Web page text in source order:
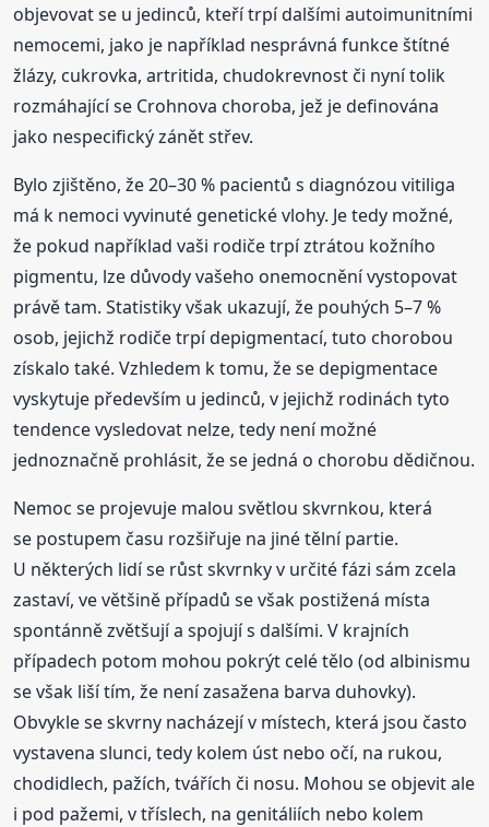
objevovat se u jedinců, kteří trpí dalšími autoimunitními
nemocemi, jako je například nesprávná funkce štítné
žlázy, cukrovka, artritida, chudokrevnost či nyní tolik
rozmáhající se Crohnova choroba, jež je definována
jako nespecifický zánět střev.
Bylo zjištěno, že 20–30 % pacientů s diagnózou vitiliga
má k nemoci vyvinuté genetické vlohy. Je tedy možné,
že pokud například vaši rodiče trpí ztrátou kožního
pigmentu, lze důvody vašeho onemocnění vystopovat
právě tam. Statistiky však ukazují, že pouhých 5–7 %
osob, jejichž rodiče trpí depigmentací, tuto chorobou
získalo také. Vzhledem k tomu, že se depigmentace
vyskytuje především u jedinců, v jejichž rodinách tyto
tendence vysledovat nelze, tedy není možné
jednoznačně prohlásit, že se jedná o chorobu dědičnou.
Nemoc se projevuje malou světlou skvrnkou, která
se postupem času rozšiřuje na jiné tělní partie.
U některých lidí se růst skvrnky v určité fázi sám zcela
zastaví, ve většině případů se však postižená místa
spontánně zvětšují a spojují s dalšími. V krajních
případech potom mohou pokrýt celé tělo (od albinismu
se však liší tím, že není zasažena barva duhovky).
Obvykle se skvrny nacházejí v místech, která jsou často
vystavena slunci, tedy kolem úst nebo očí, na rukou,
chodidlech, pažích, tvářích či nosu. Mohou se objevit ale
i pod pažemi, v tříslech, na genitáliích nebo kolem